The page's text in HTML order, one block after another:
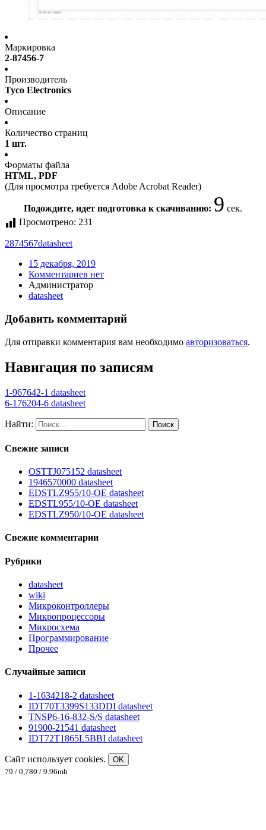
Маркировка
2-87456-7
Производитель
Tyco Electronics
Описание
Количество страниц
1 шт.
Форматы файла
HTML, PDF
(Для просмотра требуется Adobe Acrobat Reader)
Подождите, идет подготовка к скачиванию: 8 сек.
Просмотрено: 231
2874567datasheet
15 декабря, 2019
Комментариев нет
Администратор
datasheet
Добавить комментарий
Для отправки комментария вам необходимо авторизоваться.
Навигация по записям
1-967642-1 datasheet
6-176204-6 datasheet
Найти:
Свежие записи
OSTTJ075152 datasheet
1946570000 datasheet
EDSTLZ955/10-OE datasheet
EDSTL955/10-OE datasheet
EDSTLZ950/10-OE datasheet
Свежие комментарии
Рубрики
datasheet
wiki
Микроконтроллеры
Микропроцессоры
Микросхема
Программирование
Прочее
Случайные записи
1-1634218-2 datasheet
IDT70T3399S133DDI datasheet
TNSP6-16-832-S/S datasheet
91900-21541 datasheet
IDT72T1865L5BBI datasheet
Сайт использует cookies.
OK
79 / 0,780 / 9.96mb